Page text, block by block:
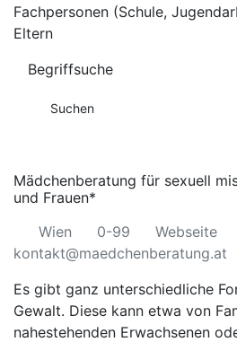
Fachpersonen (Schule,
Eltern
Begriffsuche
Mädchenberatung für sexuell
und Frauen*
Wien
0-99
Webseite
kontakt@maedchenberatung.at
Es gibt ganz unterschiedliche
Gewalt. Diese kann etwa von
nahestehenden Erwachsenen